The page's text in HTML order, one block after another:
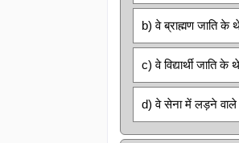
b) वे ब्राह्मण जाति के
c) वे विद्यार्थी जाति के थे
d) वे सेना में लड़ने